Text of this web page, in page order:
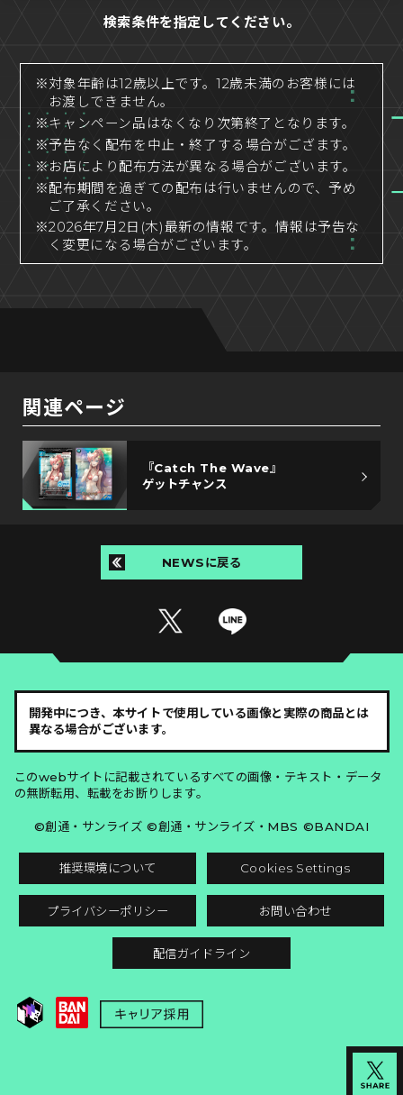
検索条件を指定してください。
※対象年齢は12歳以上です。12歳未満のお客様には
お渡しできません。
※キャンペーン品はなくなり次第終了となります。
※予告なく配布を中止・終了する場合がござます。
※お店により配布方法が異なる場合がございます。
※配布期間を過ぎての配布は行いませんので、予め
ご了承ください。
※2026年7月2日(木)最新の情報です。情報は予告な
く変更になる場合がございます。
関連ページ
『Catch The Wave』
ゲットチャンス
NEWSに戻る
開発中につき、本サイトで使用している画像と実際の商品とは
異なる場合がございます。
このwebサイトに記載されているすべての画像・テキスト・データ
の無断転用、転載をお断りします。
©創通・サンライズ ©創通・サンライズ・MBS ©BANDAI
推奨環境について Cookies Settings
プライバシーポリシー お問い合わせ
配信ガイドライン